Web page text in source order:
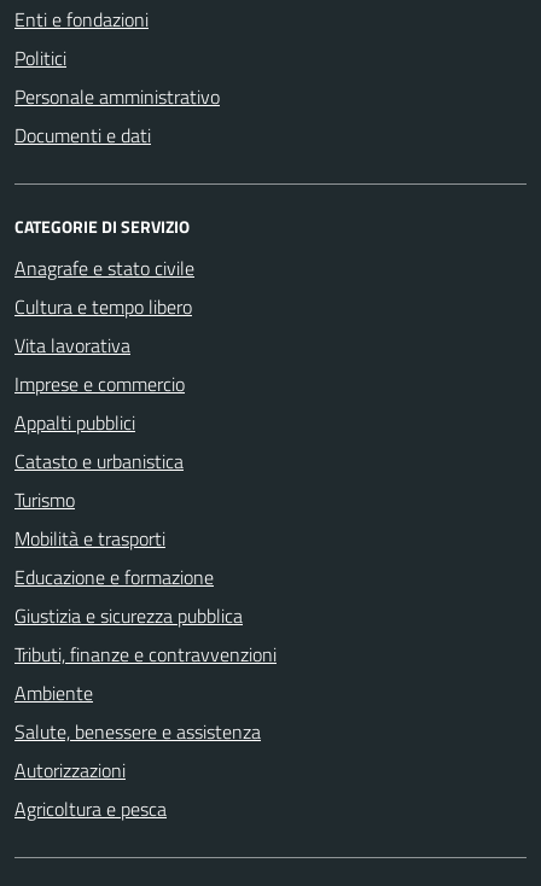
Enti e fondazioni
Politici
Personale amministrativo
Documenti e dati
CATEGORIE DI SERVIZIO
Anagrafe e stato civile
Cultura e tempo libero
Vita lavorativa
Imprese e commercio
Appalti pubblici
Catasto e urbanistica
Turismo
Mobilità e trasporti
Educazione e formazione
Giustizia e sicurezza pubblica
Tributi, finanze e contravvenzioni
Ambiente
Salute, benessere e assistenza
Autorizzazioni
Agricoltura e pesca